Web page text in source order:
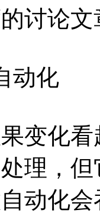
讨论
动化
变化
理，
动化